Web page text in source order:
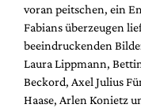
voran peitschen, ein
Fabians überzeugen
beeindruckenden
Laura Lippmann,
Beckord, Axel Julius
Haase, Arlen Konietz